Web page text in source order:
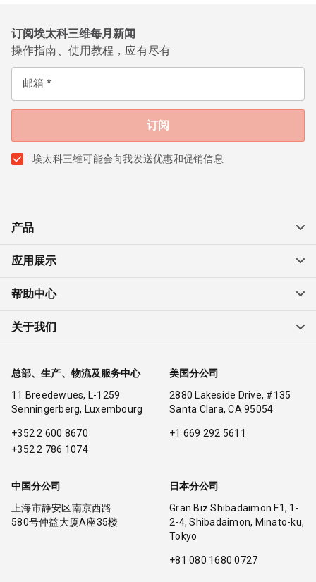
订阅埃太科三维每月新闻
操作指南、使用教程，应有尽有
邮箱
埃太科三维可能会向我发送优惠和促销信息
产品
应用展示
帮助中心
关于我们
总部、生产、物流及服务中心
11 Breedewues, L-1259
Senningerberg, Luxembourg
+352 2 600 8670
+352 2 786 1074
美国分公司
2880 Lakeside Drive, #135
Santa Clara, CA 95054
+1 669 292 5611
中国分公司
上海市静安区南京西路
580号仲益大厦A座35楼
日本分公司
Gran Biz Shibadaimon F1, 1-
2-4, Shibadaimon, Minato-ku,
Tokyo
+81 080 1680 0727